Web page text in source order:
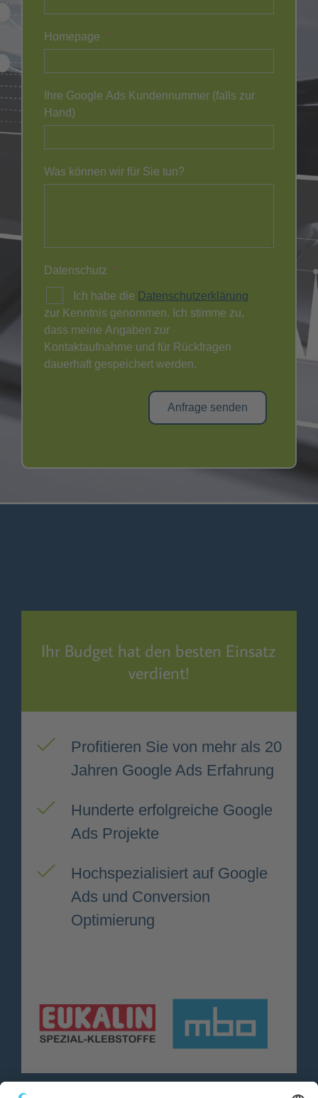
Homepage
Ihre Google Ads Kundennummer (falls zur
Hand)
Was können wir für Sie tun?
Datenschutz
Ich habe die Datenschutzerklärung
zur Kenntnis genommen. Ich stimme zu,
dass meine Angaben zur
Kontaktaufnahme und für Rückfragen
dauerhaft gespeichert werden.
Anfrage senden
Ihr Budget hat den besten Einsatz
verdient!
Profitieren Sie von mehr als 20
Jahren Google Ads Erfahrung
Hunderte erfolgreiche Google
Ads Projekte
Hochspezialisiert auf Google
Ads und Conversion
Optimierung